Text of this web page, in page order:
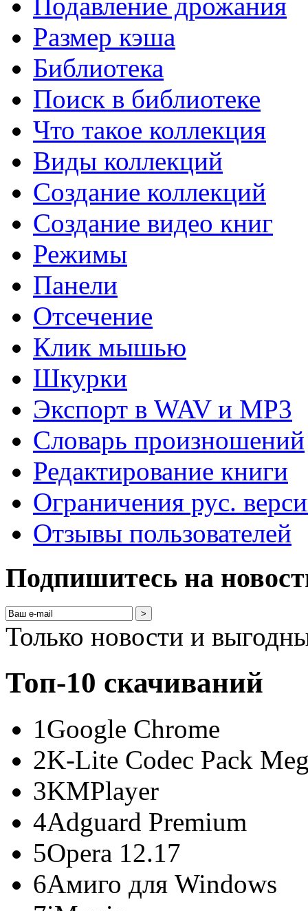
Размер кэша
Библиотека
Поиск в библиотеке
Что такое коллекция
Виды коллекций
Создание коллекций
Создание видео книг
Режимы
Панели
Отсечение
Клик мышью
Шкурки
Экспорт в WAV и MP3
Словарь произношений
Редактирование книги
Ограничения рус.
Отзывы пользователей
Подпишитесь на
>
Только новости и
Топ-10 скачиваний
1Google Chrome
2K-Lite Codec Pack
3KMPlayer
4Adguard Premium
5Opera 12.17
6Амиго для Windows